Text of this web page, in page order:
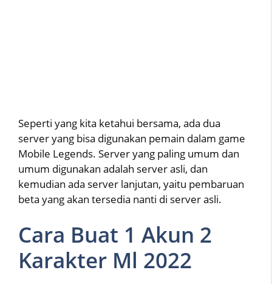
Seperti yang kita ketahui bersama, ada dua
server yang bisa digunakan pemain dalam game
Mobile Legends. Server yang paling umum dan
umum digunakan adalah server asli, dan
kemudian ada server lanjutan, yaitu pembaruan
beta yang akan tersedia nanti di server asli.
Cara Buat 1 Akun 2
Karakter Ml 2022